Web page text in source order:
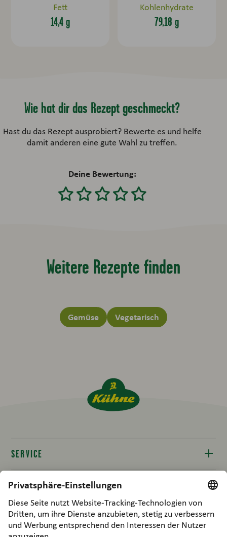
Fett
14,4 g
Kohlenhydrate
79,18 g
Wie hat dir das Rezept geschmeckt?
Hast du das Rezept ausprobiert? Bewerte es und helfe
damit anderen eine gute Wahl zu treffen.
Deine Bewertung:
Weitere Rezepte finden
Gemüse Vegetarisch
SERVICE
Kontakt
Produktinfos
Produktverfügbarkeit
RECHTLICHES
Compliance
Impressum
B2B / FOODPARTNERS